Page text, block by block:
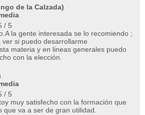
de la Calzada)
/ 5
la gente interesada se lo recomiendo ;
si puedo desarrollarme
materia y en lineas generales puedo
con la elección.
/ 5
muy satisfecho con la formación que
que va a ser de gran utilidad.